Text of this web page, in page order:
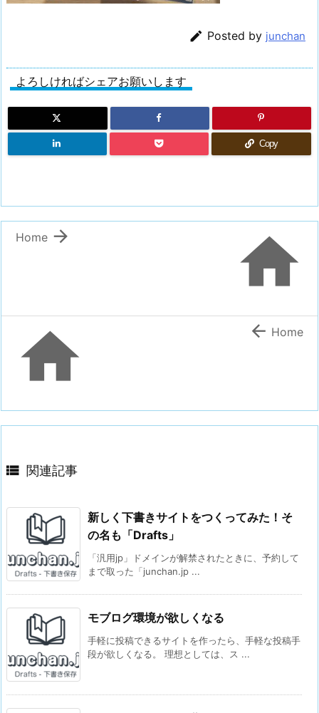
 Posted by junchan
よろしければシェアお願いします
Copy


Home
  Home
 関連記事
新しく下書きサイトをつくってみた！そ
の名も「Drafts」
「汎用jp」ドメインが解禁されたときに、予約して
まで取った「junchan.jp ...
モブログ環境が欲しくなる
手軽に投稿できるサイトを作ったら、手軽な投稿手
段が欲しくなる。 理想としては、ス ...